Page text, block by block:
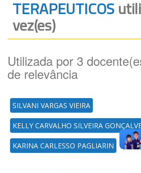
TERAPEUTICOS
vez(es)
Utilizada por 3
de relevância
SILVANI VARGAS VIEIRA
KELLY CARVALHO SILVEIRA
KARINA CARLESSO PAGLIARIN